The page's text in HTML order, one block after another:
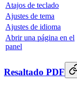
Atajos de teclado
Ajustes de tema
Ajustes de idioma
Abrir una página en el
panel
Resaltado PDF